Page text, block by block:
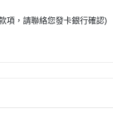
項，請聯絡您發卡銀行確認)